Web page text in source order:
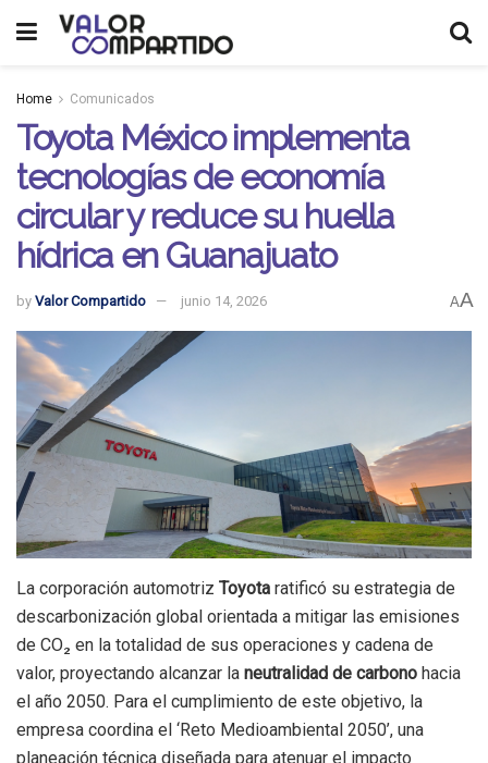
Home Comunicados
Toyota México implementa
tecnologías de economía
circular y reduce su huella
hídrica en Guanajuato
by Valor Compartido junio 14, 2026 AA
La corporación automotriz Toyota ratificó su estrategia de
descarbonización global orientada a mitigar las emisiones
de CO₂ en la totalidad de sus operaciones y cadena de
valor, proyectando alcanzar la neutralidad de carbono hacia
el año 2050. Para el cumplimiento de este objetivo, la
empresa coordina el ‘Reto Medioambiental 2050’, una
planeación técnica diseñada para atenuar el impacto